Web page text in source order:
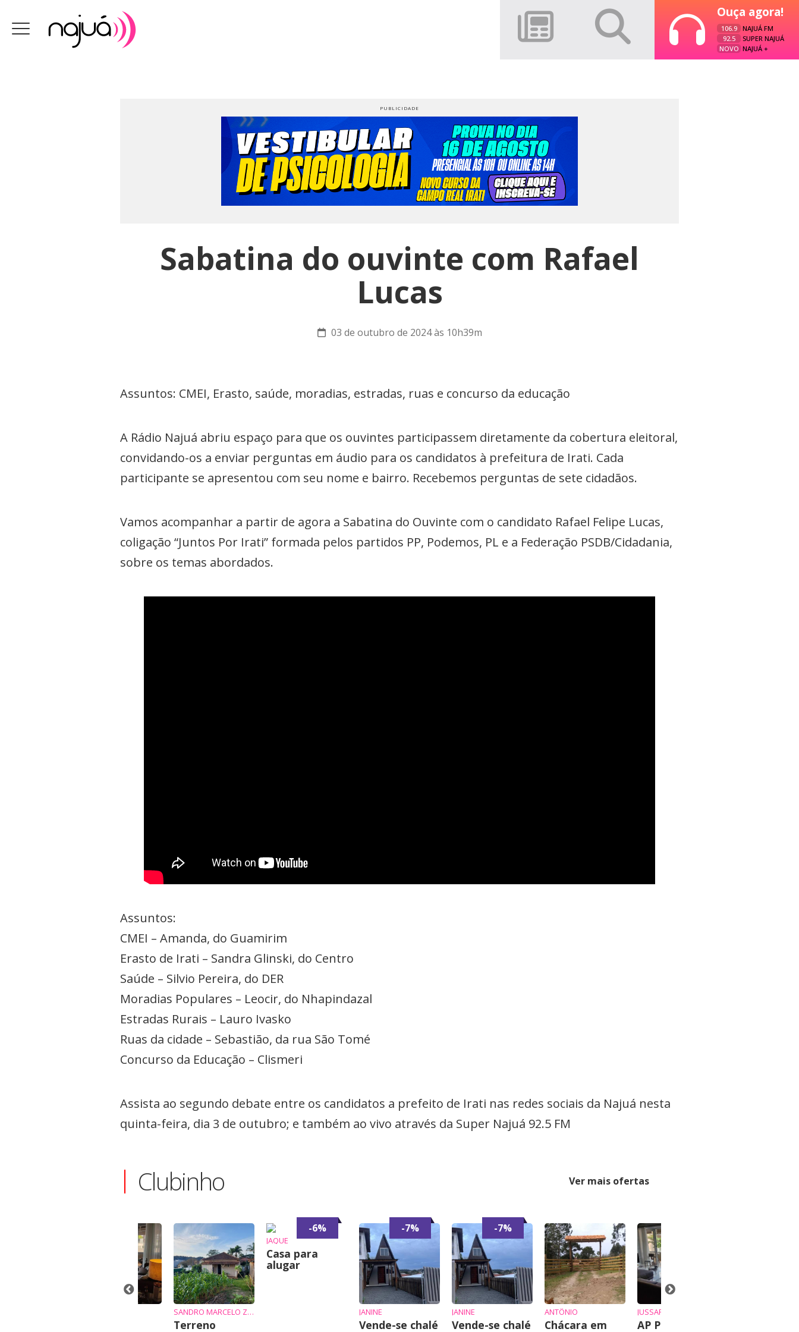
Ouça agora!
106.9
NAJUÁ FM
92.5
SUPER NAJUÁ
NOVO NAJUÁ +
Sabatina do ouvinte com Rafael
Lucas
03 de outubro de 2024 às 10h39m
Assuntos: CMEI, Erasto, saúde, moradias, estradas, ruas e concurso da educação
A Rádio Najuá abriu espaço para que os ouvintes participassem diretamente da cobertura eleitoral,
convidando-os a enviar perguntas em áudio para os candidatos à prefeitura de Irati. Cada
participante se apresentou com seu nome e bairro. Recebemos perguntas de sete cidadãos.
Vamos acompanhar a partir de agora a Sabatina do Ouvinte com o candidato Rafael Felipe Lucas,
coligação “Juntos Por Irati” formada pelos partidos PP, Podemos, PL e a Federação PSDB/Cidadania,
sobre os temas abordados.
Assuntos:
CMEI – Amanda, do Guamirim
Erasto de Irati – Sandra Glinski, do Centro
Saúde – Silvio Pereira, do DER
Moradias Populares – Leocir, do Nhapindazal
Estradas Rurais – Lauro Ivasko
Ruas da cidade – Sebastião, da rua São Tomé
Concurso da Educação – Clismeri
Assista ao segundo debate entre os candidatos a prefeito de Irati nas redes sociais da Najuá nesta
quinta-feira, dia 3 de outubro; e também ao vivo através da Super Najuá 92.5 FM
Clubinho Ver mais ofertas
SANDRO MARCELO ZIEMBIKIEWICZ
Terreno
-6%
JAQUE
Casa para
alugar
-7%
JANINE
Vende-se chalé
-7%
JANINE
Vende-se chalé
ANTÔNIO
Chácara em
JUSSARA
AP Praia